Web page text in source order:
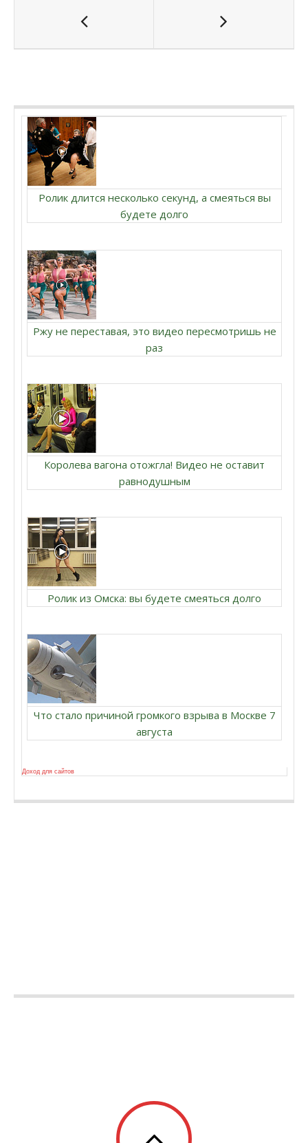
Ролик длится несколько секунд, а смеяться вы
будете долго
Ржу не переставая, это видео пересмотришь не
раз
Королева вагона отожгла! Видео не оставит
равнодушным
Ролик из Омска: вы будете смеяться долго
Что стало причиной громкого взрыва в Москве 7
августа
Доход для сайтов